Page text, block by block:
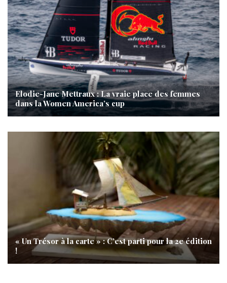
Elodie-Jane Mettraux : La vraie place des femmes
dans la Women America’s cup
« Un Trésor à la carte » : C’est parti pour la 2e édition
!